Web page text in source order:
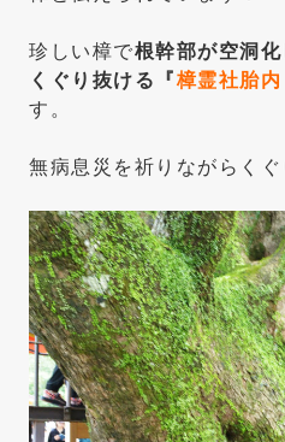
珍しい樟で根幹部が空洞
くぐり抜ける『樟霊社胎内
す。
無病息災を祈りながらくぐ